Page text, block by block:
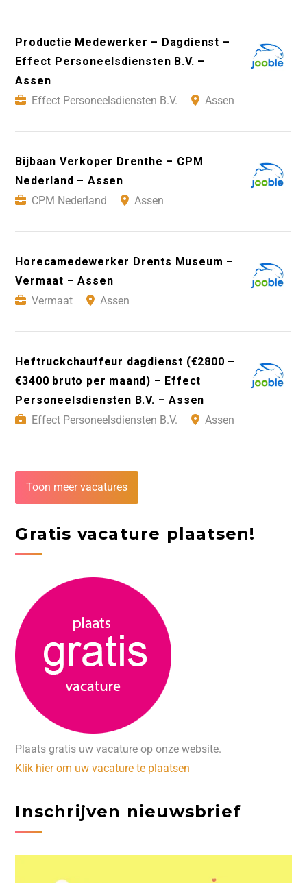
Productie Medewerker – Dagdienst –
Effect Personeelsdiensten B.V. –
Assen
Effect Personeelsdiensten B.V.
Assen
Bijbaan Verkoper Drenthe – CPM
Nederland – Assen
CPM Nederland
Assen
Horecamedewerker Drents Museum –
Vermaat – Assen
Vermaat
Assen
Heftruckchauffeur dagdienst (€2800 –
€3400 bruto per maand) – Effect
Personeelsdiensten B.V. – Assen
Effect Personeelsdiensten B.V.
Assen
Toon meer vacatures
Gratis vacature plaatsen!
Plaats gratis uw vacature op onze website.
Klik hier om uw vacature te plaatsen
Inschrijven nieuwsbrief